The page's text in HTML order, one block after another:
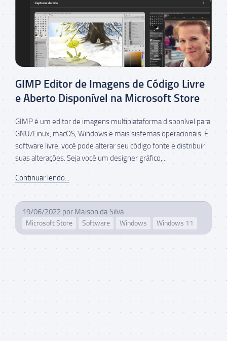
GIMP Editor de Imagens de Código Livre
e Aberto Disponível na Microsoft Store
GIMP é um editor de imagens multiplataforma disponível para
GNU/Linux, macOS, Windows e mais sistemas operacionais. É
software livre, você pode alterar seu código fonte e distribuir
suas alterações. Seja você um designer gráfico,...
Continuar lendo...
19/06/2022 por Maison da Silva
Microsoft Store Software Windows Windows 11